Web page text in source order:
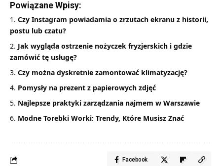
Powiązane Wpisy:
Czy Instagram powiadamia o zrzutach ekranu z historii,
postu lub czatu?
Jak wygląda ostrzenie nożyczek fryzjerskich i gdzie
zamówić tę usługę?
Czy można dyskretnie zamontować klimatyzację?
Pomysły na prezent z papierowych zdjęć
Najlepsze praktyki zarządzania najmem w Warszawie
Modne Torebki Worki: Trendy, Które Musisz Znać
Facebook